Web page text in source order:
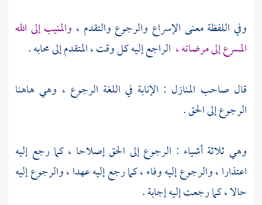
وفي اللفظة معنى الإسراع والرجوع والتقدم ، والمنيب إلى الله
المسرع إلى مرضاته ، الراجع إليه كل وقت ، المتقدم إلى محابه .
قال صاحب المنازل : الإنابة في اللغة الرجوع ، وهي هاهنا
الرجوع إلى الحق .
وهي ثلاثة أشياء : الرجوع إلى الحق إصلاحا ، كما رجع إليه
اعتذارا ، والرجوع إليه وفاء ، كما رجع إليه عهدا ، والرجوع إليه
حالا ، كما رجعت إليه إجابة .